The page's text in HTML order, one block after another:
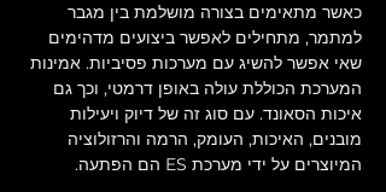
כאשר מתאימים בצורה מושלמת בין מגבר
למתמר, מתחילים לאפשר ביצועים מדהימים
שאי אפשר להשיג עם מערכות פסיביות. אמינות
המערכת הכוללת עולה באופן דרמטי, וכך גם
איכות הסאונד. עם סוג זה של דיוק ויעילות
מובנים, האיכות, העומק, הרמה והרזולוציה
המיוצרים על ידי מערכת ES הם הפתעה.